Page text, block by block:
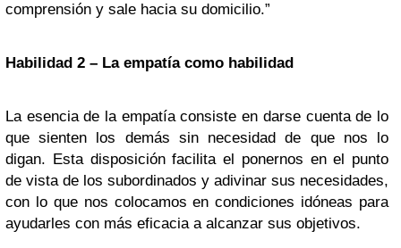
comprensión y sale hacia su domicilio.”
Habilidad 2 – La empatía como habilidad
La esencia de la empatía consiste en darse cuenta de lo
que sienten los demás sin necesidad de que nos lo
digan. Esta disposición facilita el ponernos en el punto
de vista de los subordinados y adivinar sus necesidades,
con lo que nos colocamos en condiciones idóneas para
ayudarles con más eficacia a alcanzar sus objetivos.